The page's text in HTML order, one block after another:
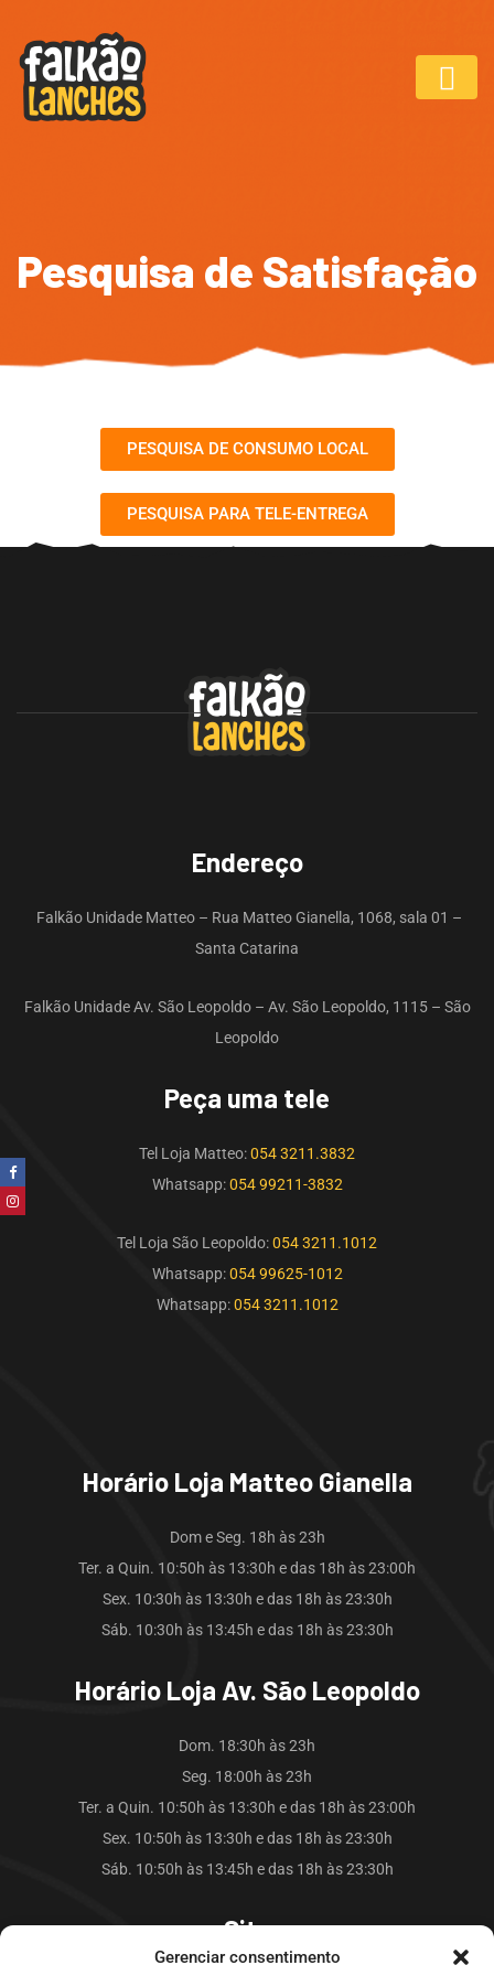
Gerenciar consentimento
Pesquisa de Satisfação
PESQUISA DE CONSUMO LOCAL
PESQUISA PARA TELE-ENTREGA
Endereço
Falkão Unidade Matteo – Rua Matteo Gianella, 1068, sala 01 –
Santa Catarina
Falkão Unidade Av. São Leopoldo – Av. São Leopoldo, 1115 – São
Leopoldo
Peça uma tele
Tel Loja Matteo:054 3211.3832
Whatsapp:054 99211-3832
Tel Loja São Leopoldo:054 3211.1012
Whatsapp:054 99625-1012
Whatsapp:054 3211.1012
Horário Loja Matteo Gianella
Dom e Seg. 18h às 23h
Ter. a Quin. 10:50h às 13:30h e das 18h às 23:00h
Sex. 10:30h às 13:30h e das 18h às 23:30h
Sáb. 10:30h às 13:45h e das 18h às 23:30h
Horário Loja Av. São Leopoldo
Dom. 18:30h às 23h
Seg. 18:00h às 23h
Ter. a Quin. 10:50h às 13:30h e das 18h às 23:00h
Sex. 10:50h às 13:30h e das 18h às 23:30h
Sáb. 10:50h às 13:45h e das 18h às 23:30h
Site